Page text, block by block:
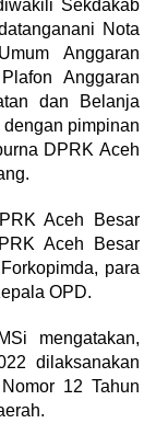
Sekdakab
Nota
Anggaran
Anggaran
dan Belanja
pimpinan
DPRK Aceh
Aceh Besar
Aceh Besar
para
OPD.
mengatakan,
dilaksanakan
12 Tahun